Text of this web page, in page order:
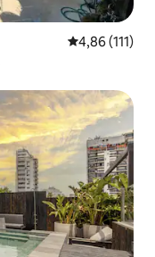
Gemiddelde
4,86 (111)